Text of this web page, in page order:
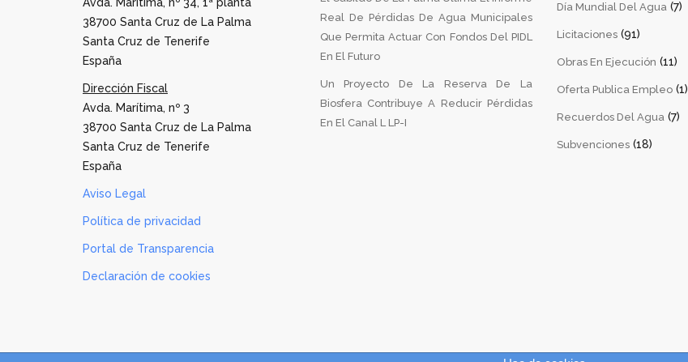
38700 Santa Cruz de La Palma
Santa Cruz de Tenerife
España
Dirección Fiscal
Avda. Marítima, nº 3
38700 Santa Cruz de La Palma
Santa Cruz de Tenerife
España
Aviso Legal
Política de privacidad
Portal de Transparencia
Declaración de cookies
Real De Pérdidas De Agua Municipales
Que Permita Actuar Con Fondos Del PIDL
En El Futuro
Un Proyecto De La Reserva De La
Biosfera Contribuye A Reducir Pérdidas
En El Canal L LP-I
Día Mundial Del Agua (7)
Licitaciones (91)
Obras En Ejecución (11)
Oferta Publica Empleo (1)
Recuerdos Del Agua (7)
Subvenciones (18)